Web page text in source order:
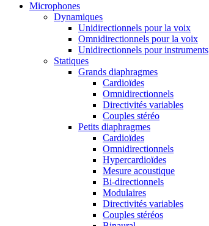
Microphones
Dynamiques
Unidirectionnels pour la voix
Omnidirectionnels pour la voix
Unidirectionnels pour instruments
Statiques
Grands diaphragmes
Cardioïdes
Omnidirectionnels
Directivités variables
Couples stéréo
Petits diaphragmes
Cardioïdes
Omnidirectionnels
Hypercardioïdes
Mesure acoustique
Bi-directionnels
Modulaires
Directivités variables
Couples stéréos